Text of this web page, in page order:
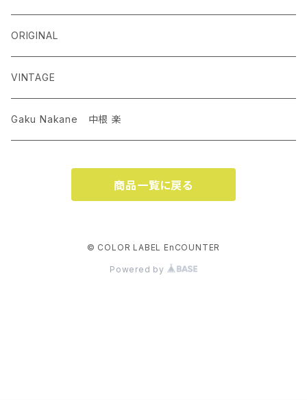
ORIGINAL
VINTAGE
Gaku Nakane 中根 楽
商品一覧に戻る
© COLOR LABEL EnCOUNTER
Powered by